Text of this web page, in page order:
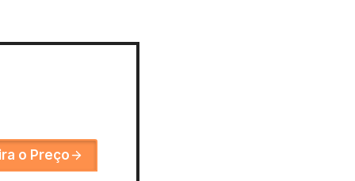
o Preço